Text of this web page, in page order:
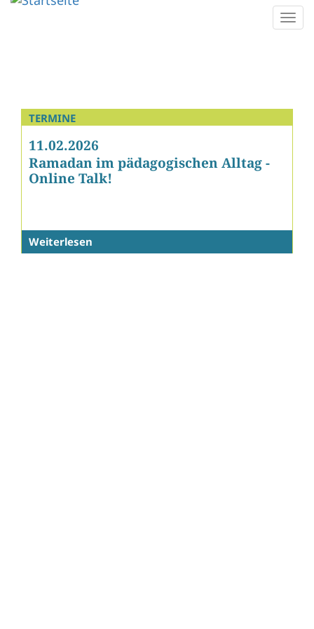
Direkt
TERMINE
11.02.2026
Ramadan im pädagogischen Alltag -
Online Talk!
Weiterlesen